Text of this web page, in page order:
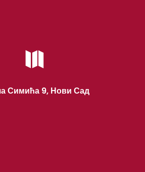

Симића 9, Нови Сад